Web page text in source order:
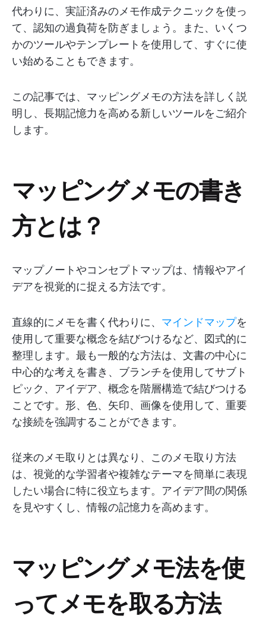
代わりに、実証済みのメモ作成テクニックを使っ
て、認知の過負荷を防ぎましょう。また、いくつ
かのツールやテンプレートを使用して、すぐに使
い始めることもできます。
この記事では、マッピングメモの方法を詳しく説
明し、長期記憶力を高める新しいツールをご紹介
します。
マッピングメモの書き
方とは？
マップノートやコンセプトマップは、情報やアイ
デアを視覚的に捉える方法です。
直線的にメモを書く代わりに、 マインドマップを
使用して重要な概念を結びつけるなど、図式的に
整理します。最も一般的な方法は、文書の中心に
中心的な考えを書き、ブランチを使用してサブト
ピック、アイデア、概念を階層構造で結びつける
ことです。形、色、矢印、画像を使用して、重要
な接続を強調することができます。
従来のメモ取りとは異なり、このメモ取り方法
は、視覚的な学習者や複雑なテーマを簡単に表現
したい場合に特に役立ちます。アイデア間の関係
を見やすくし、情報の記憶力を高めます。
マッピングメモ法を使
ってメモを取る方法